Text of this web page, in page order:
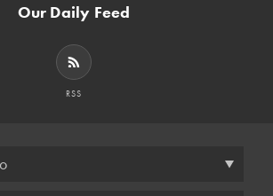
Our Daily Feed
RSS